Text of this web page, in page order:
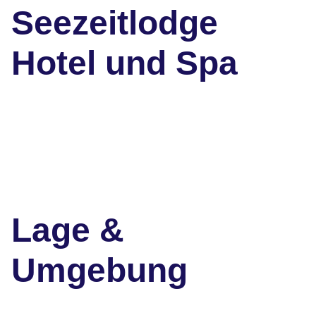
Seezeitlodge
Hotel und Spa
Lage &
Umgebung